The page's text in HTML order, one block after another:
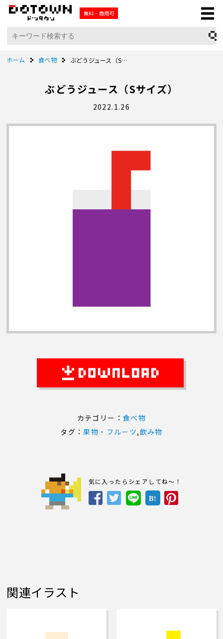
無料・商用可
ホーム 食べ物 ぶどうジュース（Sサイズ）
ぶどうジュース（Sサイズ）
2022.1.26
カテゴリー：食べ物
タグ：果物・フルーツ,飲み物
気に入ったらシェアしてね～！
B!
関連イラスト